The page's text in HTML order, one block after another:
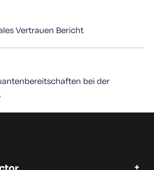
Vertrauen Bericht
bei der